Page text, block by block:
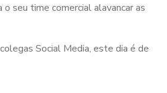
o seu time comercial alavancar as
Social Media, este dia é de